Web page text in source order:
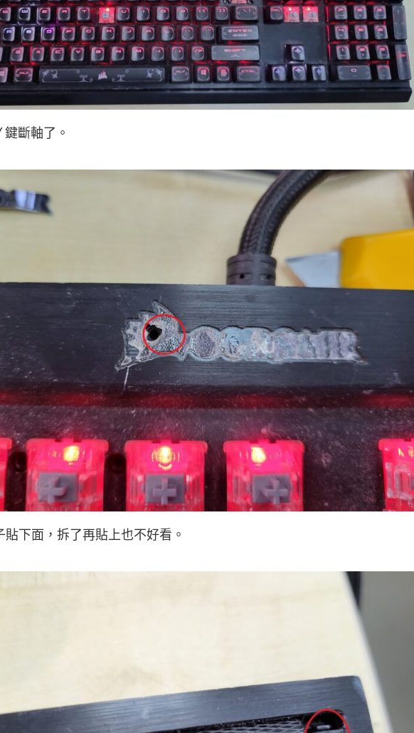
斷軸了。
下面，拆了再貼上也不好看。